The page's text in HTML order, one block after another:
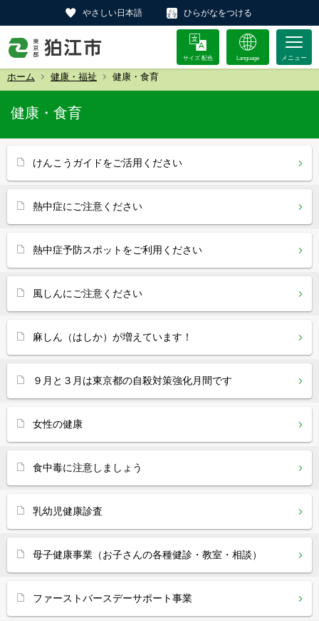
やさしい日本語 ひらがなをつける
サイズ 配色 Language
ホーム 健康・福祉 健康・食育
健康・食育
けんこうガイドをご活用ください
熱中症にご注意ください
熱中症予防スポットをご利用ください
風しんにご注意ください
麻しん（はしか）が増えています！
９月と３月は東京都の自殺対策強化月間です
女性の健康
食中毒に注意しましょう
乳幼児健康診査
母子健康事業（お子さんの各種健診・教室・相談）
ファーストバースデーサポート事業